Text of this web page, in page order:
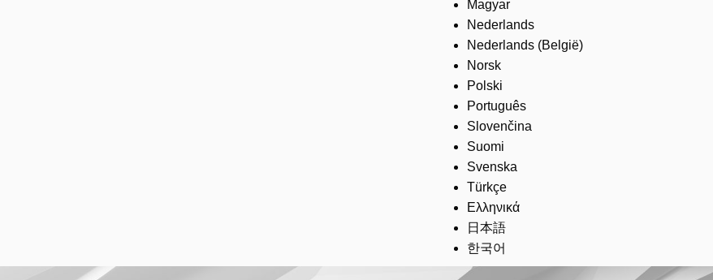
Magyar
Nederlands
Nederlands (België)
Norsk
Polski
Português
Slovenčina
Suomi
Svenska
Türkçe
Ελληνικά
日本語
한국어